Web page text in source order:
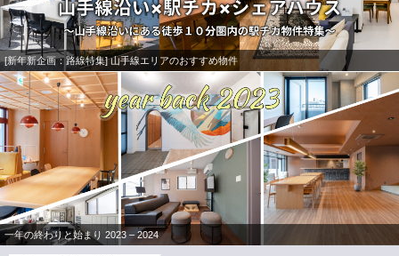
[新年新企画：路線特集] 山手線エリアのおすすめ物件
一年の終わりと始まり 2023 – 2024